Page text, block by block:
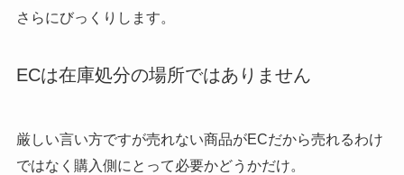
さらにびっくりします。
ECは在庫処分の場所ではありません
厳しい言い方ですが売れない商品がECだから売れるわけ
ではなく購入側にとって必要かどうかだけ。